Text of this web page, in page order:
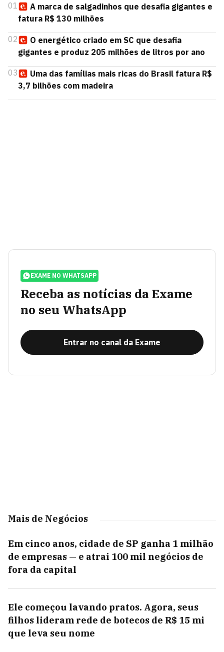
01
A marca de salgadinhos que desafia gigantes e
fatura R$ 130 milhões
02
O energético criado em SC que desafia
gigantes e produz 205 milhões de litros por ano
03
Uma das famílias mais ricas do Brasil fatura R$
3,7 bilhões com madeira
EXAME NO WHATSAPP
Receba as notícias da Exame
no seu WhatsApp
Entrar no canal da Exame
Mais de Negócios
Em cinco anos, cidade de SP ganha 1 milhão
de empresas — e atrai 100 mil negócios de
fora da capital
Ele começou lavando pratos. Agora, seus
filhos lideram rede de botecos de R$ 15 mi
que leva seu nome